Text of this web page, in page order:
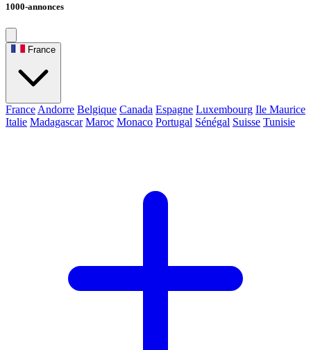
1000-annonces
France
France Andorre Belgique Canada Espagne Luxembourg Ile Maurice
Italie Madagascar Maroc Monaco Portugal Sénégal Suisse Tunisie